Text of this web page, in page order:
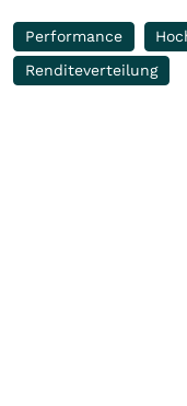
Performance
Renditeverteilung